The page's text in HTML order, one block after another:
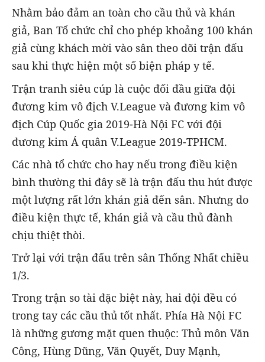
Nhằm bảo đảm an toàn cho cầu thủ và khán
giả, Ban Tổ chức chỉ cho phép khoảng 100 khán
giả cùng khách mời vào sân theo dõi trận đấu
sau khi thực hiện một số biện pháp y tế.
Trận tranh siêu cúp là cuộc đối đầu giữa đội
đương kim vô địch V.League và đương kim vô
địch Cúp Quốc gia 2019-Hà Nội FC với đội
đương kim Á quân V.League 2019-TPHCM.
Các nhà tổ chức cho hay nếu trong điều kiện
bình thường thi đây sẽ là trận đấu thu hút được
một lượng rất lớn khán giả đến sân. Nhưng do
điều kiện thực tế, khán giả và cầu thủ đành
chịu thiệt thòi.
Trở lại với trận đấu trên sân Thống Nhất chiều
1/3.
Trong trận so tài đặc biệt này, hai đội đều có
trong tay các cầu thủ tốt nhất. Phía Hà Nội FC
là những gương mặt quen thuộc: Thủ môn Văn
Công, Hùng Dũng, Văn Quyết, Duy Mạnh,